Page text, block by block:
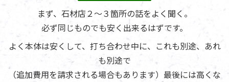
まず、石材店２～３箇所の話をよく聞く。
必ず同じものでも安く出来るはずです。
よく本体は安くして、打ち合わせ中に、これも別途、あれ
も別途で
（追加費用を請求される場合もあります）最後には高くな